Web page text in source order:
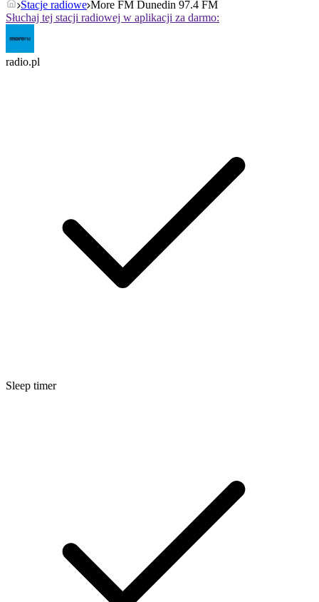
Stacje radiowe More FM Dunedin 97.4 FM
Słuchaj tej stacji radiowej w aplikacji za darmo:
radio.pl
Sleep timer